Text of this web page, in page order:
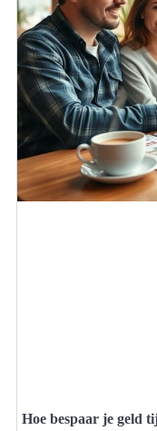
Hoe bespaar je geld